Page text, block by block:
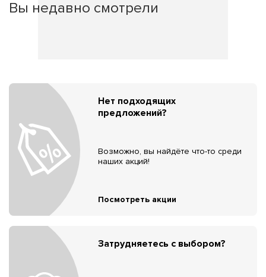
Вы недавно смотрели
Нет подходящих
предложений?
Возможно, вы найдёте что-то среди
наших акций!
Посмотреть акции
Затрудняетесь с выбором?